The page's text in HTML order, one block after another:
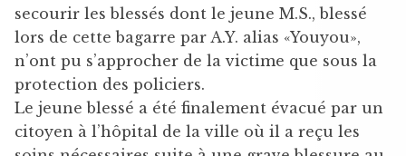
secourir les blessés dont le jeune M.S., blessé
lors de cette bagarre par A.Y. alias «Youyou»,
n’ont pu s’approcher de la victime que sous la
protection des policiers.
Le jeune blessé a été finalement évacué par un
citoyen à l’hôpital de la ville où il a reçu les